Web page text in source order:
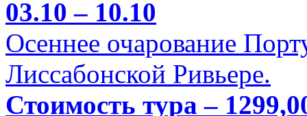
03.10 – 10.10
Осеннее очарование
Лиссабонской Ривьере.
Стоимость тура –